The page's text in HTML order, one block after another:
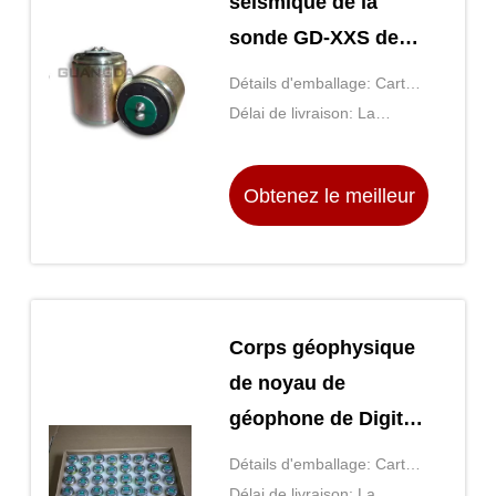
sonde GD-XXS de
géophone de Digital
d'exploration
Détails d'emballage: Carton
(la taille est déterminée par
Délai de livraison: La
d'achat, généralement
pendant 5 jours après
Obtenez le meilleur
Corps géophysique
de noyau de
géophone de Digital
d'instrument pour
l'exploration
Détails d'emballage: Carton